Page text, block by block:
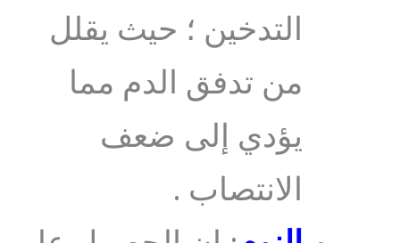
التدخين ؛ حيث يقلل
من تدفق الدم مما
يؤدي إلى ضعف
الانتصاب .